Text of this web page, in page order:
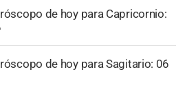
de hoy para Capricornio:
de hoy para Sagitario: 06